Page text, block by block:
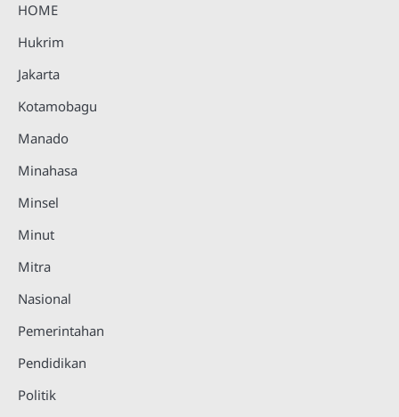
HOME
Hukrim
Jakarta
Kotamobagu
Manado
Minahasa
Minsel
Minut
Mitra
Nasional
Pemerintahan
Pendidikan
Politik